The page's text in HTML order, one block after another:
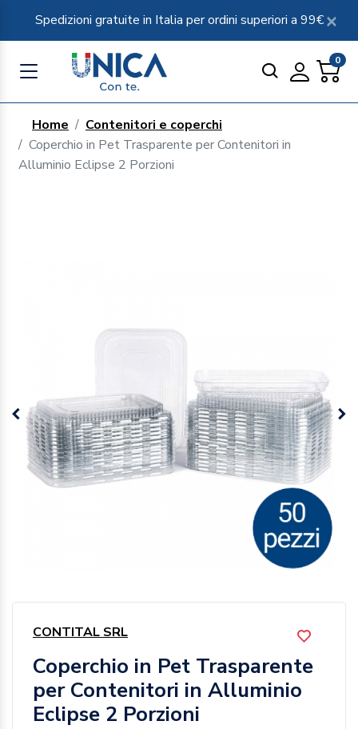
Spedizioni gratuite in Italia per ordini superiori a 99€
0
Home
Contenitori e coperchi
Coperchio in Pet Trasparente per Contenitori in
Alluminio Eclipse 2 Porzioni
CONTITAL SRL
Coperchio in Pet Trasparente
per Contenitori in Alluminio
Eclipse 2 Porzioni